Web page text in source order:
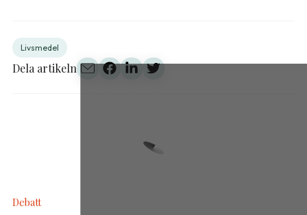
Livsmedel
Dela artikeln
Debatt